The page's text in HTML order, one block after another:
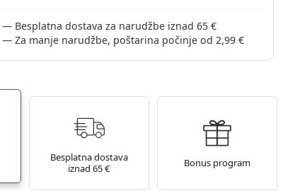
Besplatna dostava za narudžbe iznad 65 €
Za manje narudžbe, poštarina počinje od 2,99 €
Besplatna dostava
iznad 65 €
Bonus program